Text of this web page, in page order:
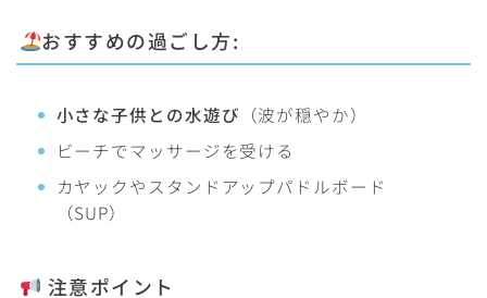
おすすめの過ごし方:
小さな子供との水遊び （波が穏やか）
ビーチでマッサージを受ける
カヤックやスタンドアップパドルボード
（SUP）
注意ポイント